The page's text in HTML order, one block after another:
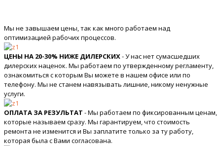
Мы не завышаем цены, так как много работаем над
оптимизацией рабочих процессов.
ЦЕНЫ НА 20-30% НИЖЕ ДИЛЕРСКИХ- У нас нет сумасшедших
дилерских наценок. Мы работаем по утвержденному регламенту,
ознакомиться с которым Вы можете в нашем офисе или по
телефону. Мы не станем навязывать лишние, никому ненужные
услуги.
ОПЛАТА ЗА РЕЗУЛЬТАТ - Мы работаем по фиксированным ценам,
которые называем сразу. Мы гарантируем, что стоимость
ремонта не изменится и Вы заплатите только за ту работу,
которая была с Вами согласована.